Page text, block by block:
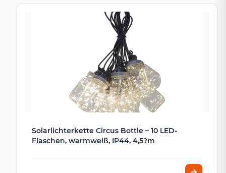
Solarlichterkette Circus Bottle – 10 LED-
Flaschen, warmweiß, IP44, 4,5?m